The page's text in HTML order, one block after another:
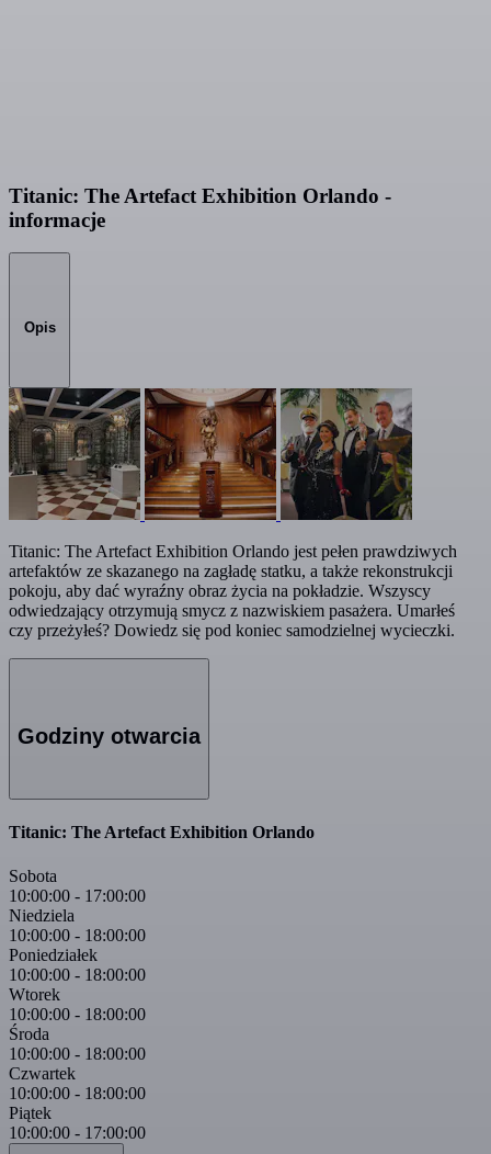
Titanic: The Artefact Exhibition Orlando -
informacje
Opis
Titanic: The Artefact Exhibition Orlando jest pełen prawdziwych
artefaktów ze skazanego na zagładę statku, a także rekonstrukcji
pokoju, aby dać wyraźny obraz życia na pokładzie. Wszyscy
odwiedzający otrzymują smycz z nazwiskiem pasażera. Umarłeś
czy przeżyłeś? Dowiedz się pod koniec samodzielnej wycieczki.
Godziny otwarcia
Titanic: The Artefact Exhibition Orlando
Sobota
10:00:00 - 17:00:00
Niedziela
10:00:00 - 18:00:00
Poniedziałek
10:00:00 - 18:00:00
Wtorek
10:00:00 - 18:00:00
Środa
10:00:00 - 18:00:00
Czwartek
10:00:00 - 18:00:00
Piątek
10:00:00 - 17:00:00